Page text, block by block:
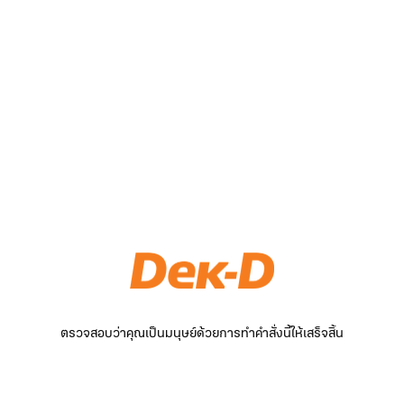
ตรวจสอบว่าคุณเป็นมนุษย์ด้วยการทำคำสั่งนี้ให้เสร็จสิ้น